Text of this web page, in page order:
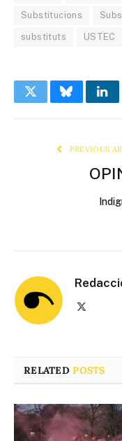
Substitucions
substituts USTEC
TwitterBluesky
PREVIOUS
RELATEDPOSTS